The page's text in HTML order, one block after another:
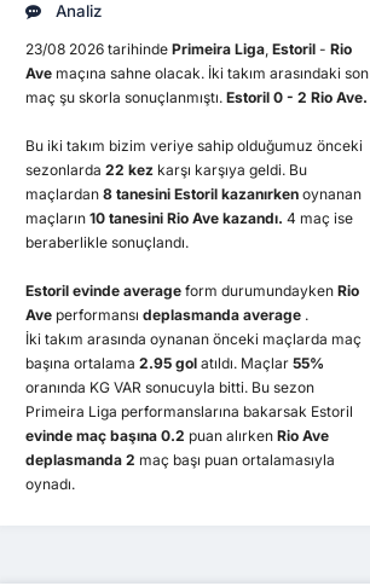
Analiz
23/08 2026 tarihinde Primeira Liga, Estoril- Rio
Avemaçına sahne olacak. İki takım arasındaki son
maç şu skorla sonuçlanmıştı. Estoril 0 - 2 Rio Ave.
Bu iki takım bizim veriye sahip olduğumuz önceki
sezonlarda 22 kezkarşı karşıya geldi. Bu
maçlardan 8 tanesini Estoril kazanırkenoynanan
maçların 10 tanesini Rio Ave kazandı. 4 maç ise
beraberlikle sonuçlandı.
Estoril evinde average form durumundayken Rio
Aveperformansı deplasmanda average .
İki takım arasında oynanan önceki maçlarda maç
başına ortalama 2.95 golatıldı. Maçlar 55%
oranında KG VAR sonucuyla bitti. Bu sezon
Primeira Liga performanslarına bakarsak Estoril
evinde maç başına 0.2 puan alırken Rio Ave
deplasmanda 2 maç başı puan ortalamasıyla
oynadı.